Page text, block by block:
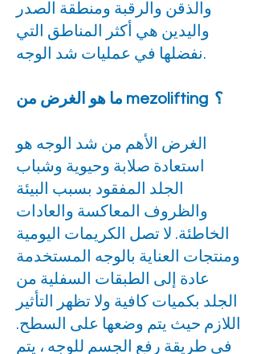
والذقن والرقبة ومنطقة الصدر
واليدين هي أكثر المناطق التي
نفضلها في عمليات شد الوجه.
ما هو الغرض من mezolifting ؟
الغرض الأهم من شد الوجه هو
استعادة صلابة وحيوية وشباب
الجلد المفقود بسبب البيئة
والظروف المعاكسة والعادات
الخاطئة. لا تصل الكريمات اليومية
ومنتجات العناية بالوجه المستخدمة
عادة إلى الطبقات السفلية من
الجلد بكميات كافية ولا تظهر التأثير
اللازم حيث يتم وضعها على السطح.
في طريقة رفع الجسم للوجه ، يتم